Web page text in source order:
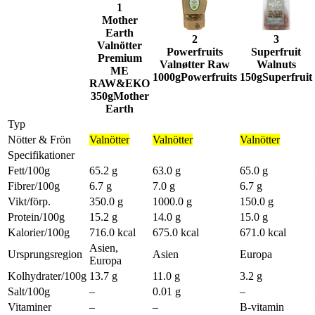
1
Mother
Earth
Valnötter
Premium
ME
RAW&EKO
350gMother
Earth
2
Powerfruits
Valnøtter Raw
1000gPowerfruits
3
Superfruit
Walnuts
150gSuperfruit
Typ
Nötter & Frön
Valnötter Valnötter
Valnötter
Specifikationer
Fett/100g
65.2 g 63.0 g
65.0 g
Fibrer/100g
6.7 g 7.0 g
6.7 g
Vikt/förp.
350.0 g 1000.0 g
150.0 g
Protein/100g
15.2 g 14.0 g
15.0 g
Kalorier/100g
716.0 kcal 675.0 kcal
671.0 kcal
Ursprungsregion
Asien,
Europa
Asien
Europa
Kolhydrater/100g 13.7 g 11.0 g
3.2 g
Salt/100g
– 0.01 g
–
Vitaminer
– –
B-vitamin